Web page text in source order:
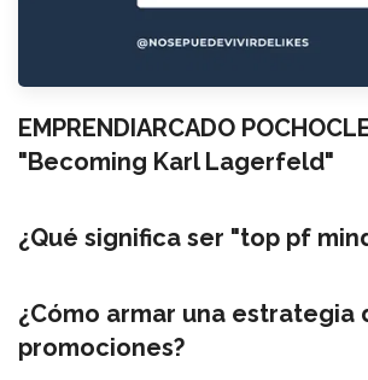
EMPRENDIARCADO
"Becoming Karl Lagerfeld"
¿Qué significa ser "top pf
¿Cómo armar una estrategia
promociones?